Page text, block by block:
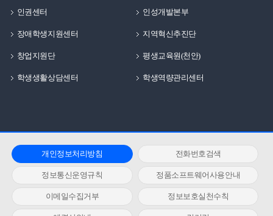
인권센터 인성개발본부
장애학생지원센터 지역혁신추진단
창업지원단 평생교육원(천안)
학생생활상담센터 학생역량관리센터
개인정보처리방침 전화번호검색
정보통신운영규칙 정품소프트웨어사용안내
이메일수집거부 정보보호실천수칙